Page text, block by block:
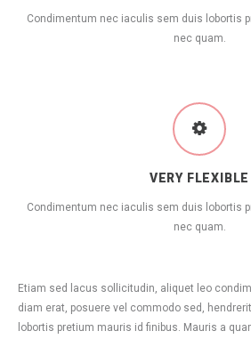
Condimentum nec iaculis sem duis lobortis
nec quam.
VERY FLEXIBLE
Condimentum nec iaculis sem duis lobortis
nec quam.
Etiam sed lacus sollicitudin, aliquet leo
diam erat, posuere vel commodo sed,
lobortis pretium mauris id finibus. Mauris a